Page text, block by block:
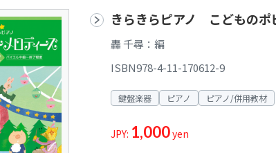
きらきらピアノ こどもの
轟 千尋：編
ISBN978-4-11-170612-9
鍵盤楽器 ピアノ ピアノ/併用教材
JPY: 1,000yen